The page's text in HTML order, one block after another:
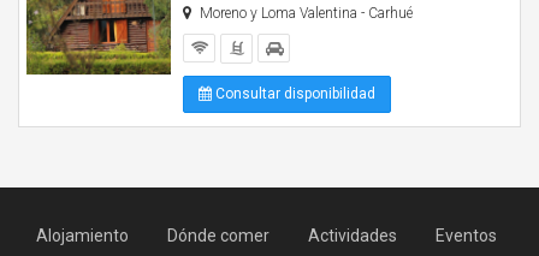
Moreno y Loma Valentina - Carhué
Consultar disponibilidad
Alojamiento Dónde comer Actividades Eventos